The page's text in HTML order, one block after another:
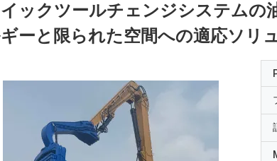
ックツールチェンジシステムの
ーと限られた空間への適応ソリ